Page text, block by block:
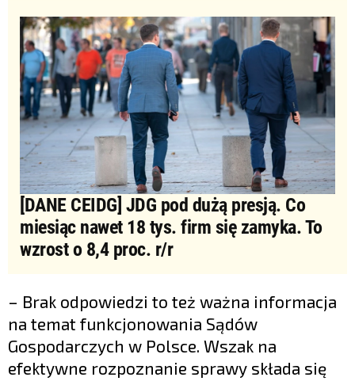
[DANE CEIDG] JDG pod dużą presją. Co
miesiąc nawet 18 tys. firm się zamyka. To
wzrost o 8,4 proc. r/r
– Brak odpowiedzi to też ważna informacja
na temat funkcjonowania Sądów
Gospodarczych w Polsce. Wszak na
efektywne rozpoznanie sprawy składa się